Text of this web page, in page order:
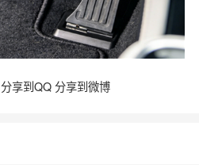
分享到QQ 分享到微博